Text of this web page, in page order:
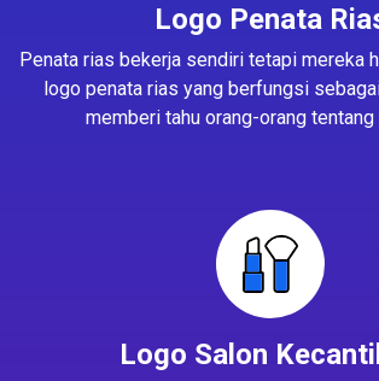
Logo Penata
Penata rias bekerja sendiri tetapi mereka
logo penata rias yang berfungsi
memberi tahu orang-orang tentang
Logo Salon